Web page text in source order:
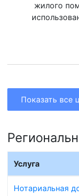
жилого
Показать все
Услуга
Нотариальная